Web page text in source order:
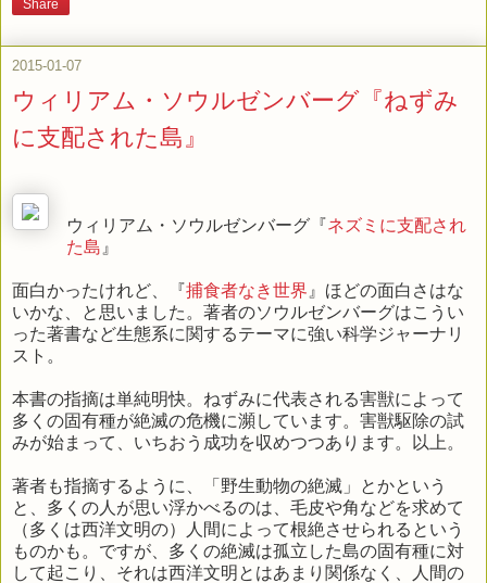
Share
2015-01-07
ウィリアム・ソウルゼンバーグ『ねずみ
に支配された島』
ウィリアム・ソウルゼンバーグ『ネズミに支配され
た島 』
面白かったけれど、『捕食者なき世界 』ほどの面白さはな
いかな、と思いました。著者のソウルゼンバーグはこうい
った著書など生態系に関するテーマに強い科学ジャーナリ
スト。
本書の指摘は単純明快。ねずみに代表される害獣によって
多くの固有種が絶滅の危機に瀕しています。害獣駆除の試
みが始まって、いちおう成功を収めつつあります。以上。
著者も指摘するように、「野生動物の絶滅」とかという
と、多くの人が思い浮かべるのは、毛皮や角などを求めて
（多くは西洋文明の）人間によって根絶させられるという
ものかも。ですが、多くの絶滅は孤立した島の固有種に対
して起こり、それは西洋文明とはあまり関係なく、人間の